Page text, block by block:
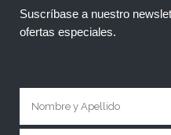
Suscríbase a nuestro
ofertas especiales.